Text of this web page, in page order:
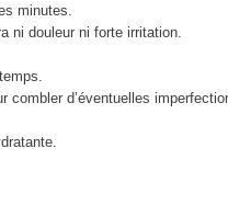
minutes.
ni douleur ni forte irritation.
d’éventuelles